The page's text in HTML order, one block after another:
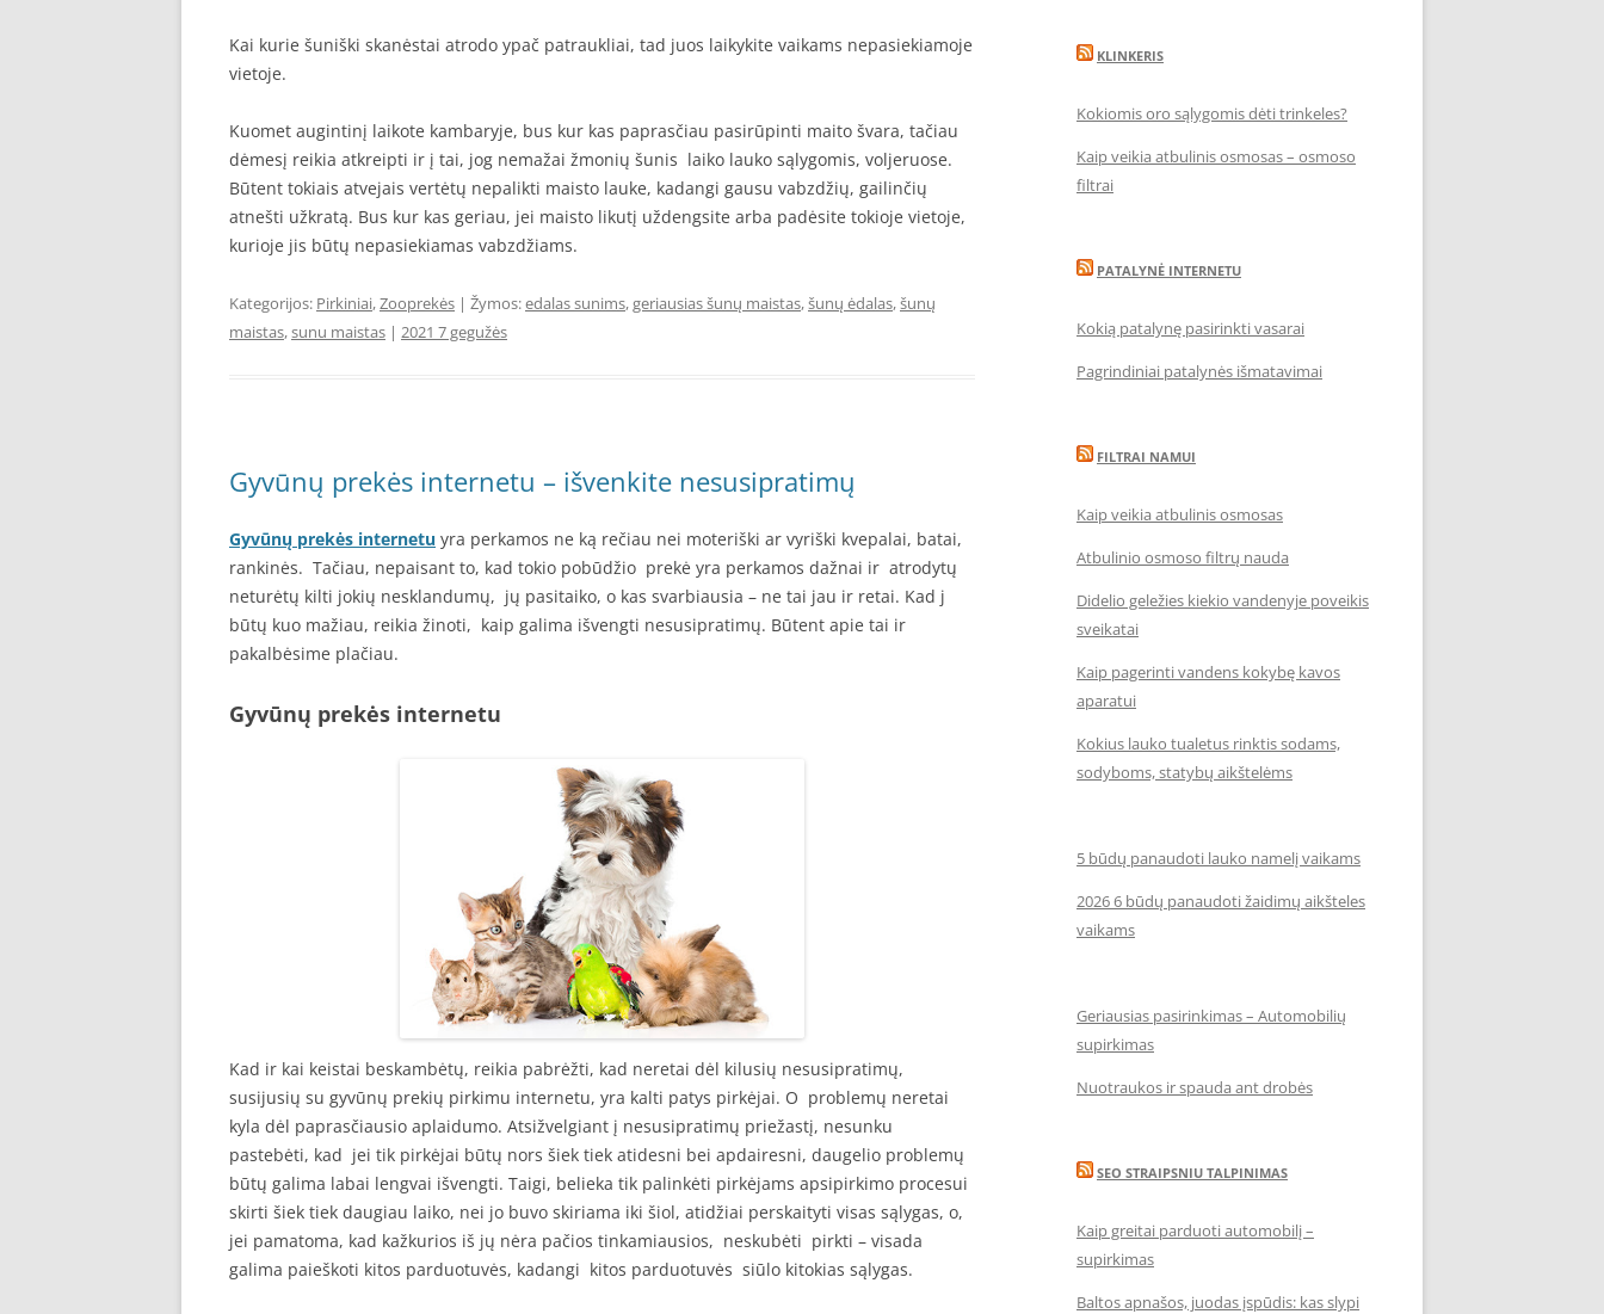
Kai kurie šuniški skanėstai atrodo ypač patraukliai, tad juos laikykite vaikams nepasiekiamoje
vietoje.
Kuomet augintinį laikote kambaryje, bus kur kas paprasčiau pasirūpinti maito švara, tačiau
dėmesį reikia atkreipti ir į tai, jog nemažai žmonių šunis laiko lauko sąlygomis, voljeruose.
Būtent tokiais atvejais vertėtų nepalikti maisto lauke, kadangi gausu vabzdžių, gailinčių
atnešti užkratą. Bus kur kas geriau, jei maisto likutį uždengsite arba padėsite tokioje vietoje,
kurioje jis būtų nepasiekiamas vabzdžiams.
Kategorijos: Pirkiniai,Zooprekės | Žymos:edalas sunims,geriausias šunų maistas,šunų ėdalas,šunų
maistas,sunu maistas | 2021 7 gegužės
Gyvūnų prekės internetu – išvenkite nesusipratimų
Gyvūnų prekės internetu yra perkamos ne ką rečiau nei moteriški ar vyriški kvepalai, batai,
rankinės. Tačiau, nepaisant to, kad tokio pobūdžio prekė yra perkamos dažnai ir atrodytų
neturėtų kilti jokių nesklandumų, jų pasitaiko, o kas svarbiausia – ne tai jau ir retai. Kad j
būtų kuo mažiau, reikia žinoti, kaip galima išvengti nesusipratimų. Būtent apie tai ir
pakalbėsime plačiau.
Gyvūnų prekės internetu
Kad ir kai keistai beskambėtų, reikia pabrėžti, kad neretai dėl kilusių nesusipratimų,
susijusių su gyvūnų prekių pirkimu internetu, yra kalti patys pirkėjai. O problemų neretai
kyla dėl paprasčiausio aplaidumo. Atsižvelgiant į nesusipratimų priežastį, nesunku
pastebėti, kad jei tik pirkėjai būtų nors šiek tiek atidesni bei apdairesni, daugelio problemų
būtų galima labai lengvai išvengti. Taigi, belieka tik palinkėti pirkėjams apsipirkimo procesui
skirti šiek tiek daugiau laiko, nei jo buvo skiriama iki šiol, atidžiai perskaityti visas sąlygas, o,
jei pamatoma, kad kažkurios iš jų nėra pačios tinkamiausios, neskubėti pirkti – visada
galima paieškoti kitos parduotuvės, kadangi kitos parduotuvės siūlo kitokias sąlygas.
KLINKERIS
Kokiomis oro sąlygomis dėti trinkeles?
Kaip veikia atbulinis osmosas – osmoso
filtrai
PATALYNĖ INTERNETU
Kokią patalynę pasirinkti vasarai
Pagrindiniai patalynės išmatavimai
FILTRAI NAMUI
Kaip veikia atbulinis osmosas
Atbulinio osmoso filtrų nauda
Didelio geležies kiekio vandenyje poveikis
sveikatai
Kaip pagerinti vandens kokybę kavos
aparatui
Kokius lauko tualetus rinktis sodams,
sodyboms, statybų aikštelėms
5 būdų panaudoti lauko namelį vaikams
2026 6 būdų panaudoti žaidimų aikšteles
vaikams
Geriausias pasirinkimas – Automobilių
supirkimas
Nuotraukos ir spauda ant drobės
SEO STRAIPSNIU TALPINIMAS
Kaip greitai parduoti automobilį –
supirkimas
Baltos apnašos, juodas įspūdis: kas slypi